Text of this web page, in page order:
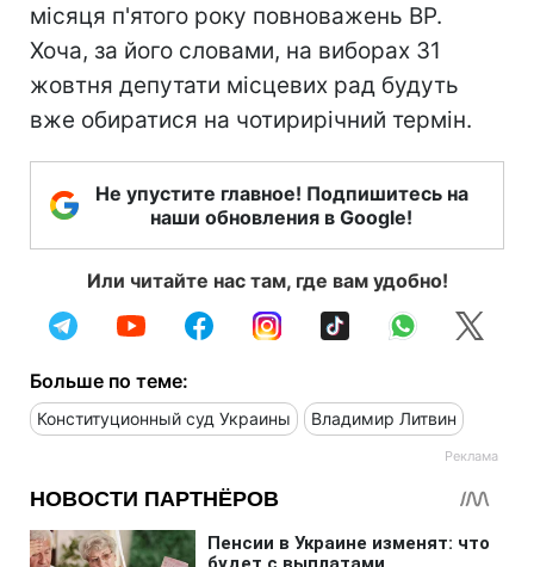
місяця п'ятого року повноважень ВР.
Хоча, за його словами, на виборах 31
жовтня депутати місцевих рад будуть
вже обиратися на чотирирічний термін.
Не упустите главное! Подпишитесь на
наши обновления в Google!
Или читайте нас там, где вам удобно!
Больше по теме:
Конституционный суд Украины Владимир Литвин